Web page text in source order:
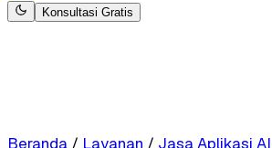
Konsultasi Gratis
Beranda / Layanan / Jasa Aplikasi AI